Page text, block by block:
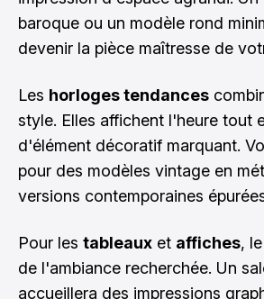
baroque ou un modèle rond
devenir la pièce maîtresse de
Les horloges tendances
style. Elles affichent l'heure tout
d'élément décoratif marquant.
pour des modèles vintage en
versions contemporaines
Pour les tableaux et affiches,
de l'ambiance recherchée. Un
accueillera des impressions